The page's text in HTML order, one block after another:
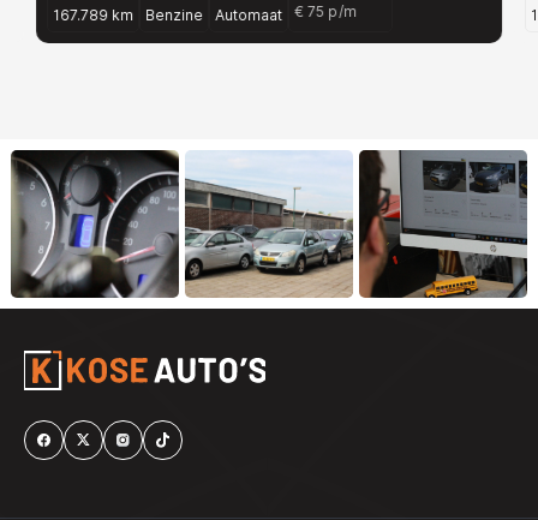
167.789 km Benzine Automaat € 75 p/m